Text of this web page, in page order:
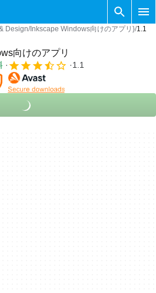
Design Inkscape Windows向けのアプリ} 1.1
向けのアプリ
1.1